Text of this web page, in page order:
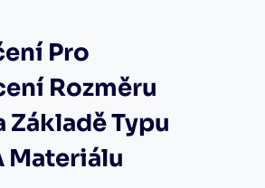
Pro
Rozměru
Základě Typu
Materiálu